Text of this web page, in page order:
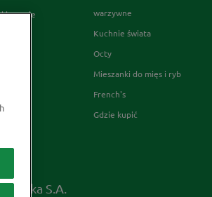
i napoje
warzywne
Kuchnie świata
Octy
Mieszanki do mięs i ryb
French's
Gdzie kupić
S.A.